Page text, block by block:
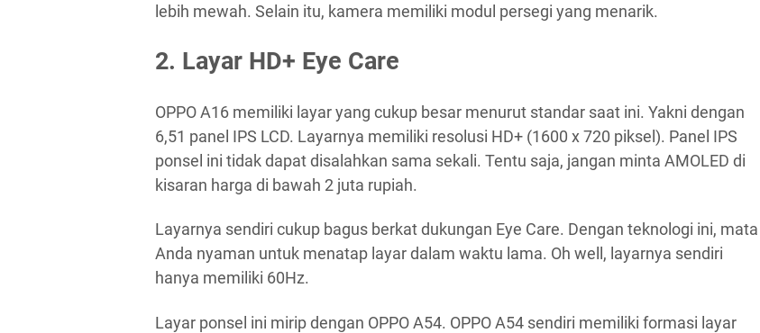
lebih mewah. Selain itu, kamera memiliki modul persegi yang menarik.
2. Layar HD+ Eye Care
OPPO A16 memiliki layar yang cukup besar menurut standar saat ini. Yakni dengan
6,51 panel IPS LCD. Layarnya memiliki resolusi HD+ (1600 x 720 piksel). Panel IPS
ponsel ini tidak dapat disalahkan sama sekali. Tentu saja, jangan minta AMOLED di
kisaran harga di bawah 2 juta rupiah.
Layarnya sendiri cukup bagus berkat dukungan Eye Care. Dengan teknologi ini, mata
Anda nyaman untuk menatap layar dalam waktu lama. Oh well, layarnya sendiri
hanya memiliki 60Hz.
Layar ponsel ini mirip dengan OPPO A54. OPPO A54 sendiri memiliki formasi layar